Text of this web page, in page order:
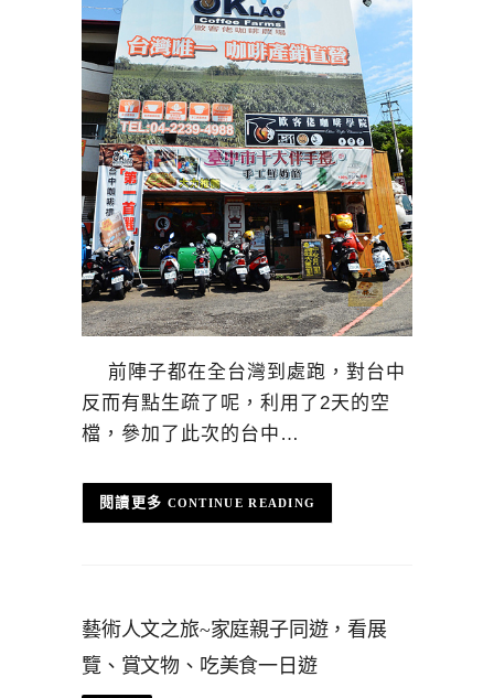
前陣子都在全台灣到處跑，對台中
反而有點生疏了呢，利用了2天的空
檔，參加了此次的台中…
CONTINUE READING
藝術人文之旅~家庭親子同遊，看展
覽、賞文物、吃美食一日遊